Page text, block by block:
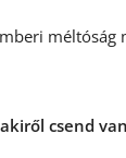
csend